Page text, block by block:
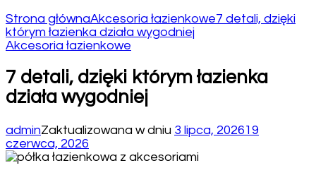
Strona głównaAkcesoria łazienkowe7 detali, dzięki
którym łazienka działa wygodniej
Akcesoria łazienkowe
7 detali, dzięki którym łazienka
działa wygodniej
adminZaktualizowana w dniu 3 lipca, 202619
czerwca, 2026